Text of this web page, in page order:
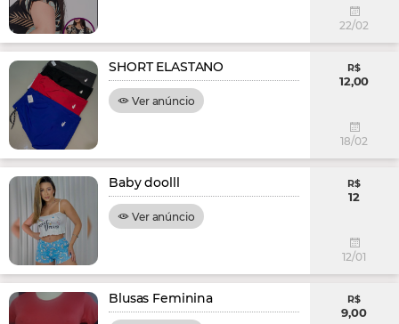
22/02
SHORT ELASTANO
Ver anúncio
R$
12,00
18/02
Baby doolll
Ver anúncio
R$
12
12/01
Blusas Feminina R$
9,00